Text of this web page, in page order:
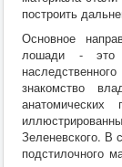
построить
Основное
лошади - это
знакомство
Зеленевского. В
подстилочного